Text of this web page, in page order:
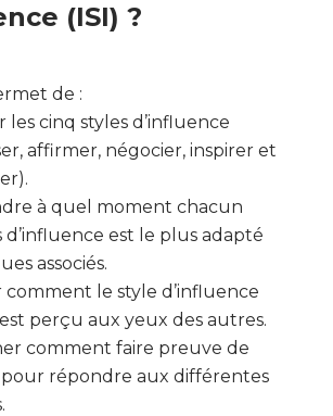
(ISI) ?
de :
les cinq styles d’influence
affirmer, négocier, inspirer et
à quel moment chacun
d’influence est le plus adapté
associés.
comment le style d’influence
perçu aux yeux des autres.
comment faire preuve de
répondre aux différentes